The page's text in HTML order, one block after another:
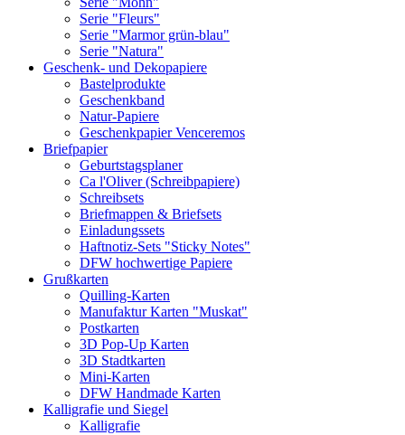
Serie "Fleurs"
Serie "Marmor grün-blau"
Serie "Natura"
Geschenk- und Dekopapiere
Bastelprodukte
Geschenkband
Natur-Papiere
Geschenkpapier Venceremos
Briefpapier
Geburtstagsplaner
Ca l'Oliver (Schreibpapiere)
Schreibsets
Briefmappen & Briefsets
Einladungssets
Haftnotiz-Sets "Sticky Notes"
DFW hochwertige Papiere
Grußkarten
Quilling-Karten
Manufaktur Karten "Muskat"
Postkarten
3D Pop-Up Karten
3D Stadtkarten
Mini-Karten
DFW Handmade Karten
Kalligrafie und Siegel
Kalligrafie